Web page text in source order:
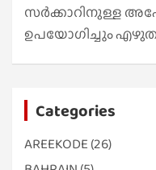
സർക്കാറിനുള്ള
ഉപയോഗിച്ചും
Categories
AREEKODE (26)